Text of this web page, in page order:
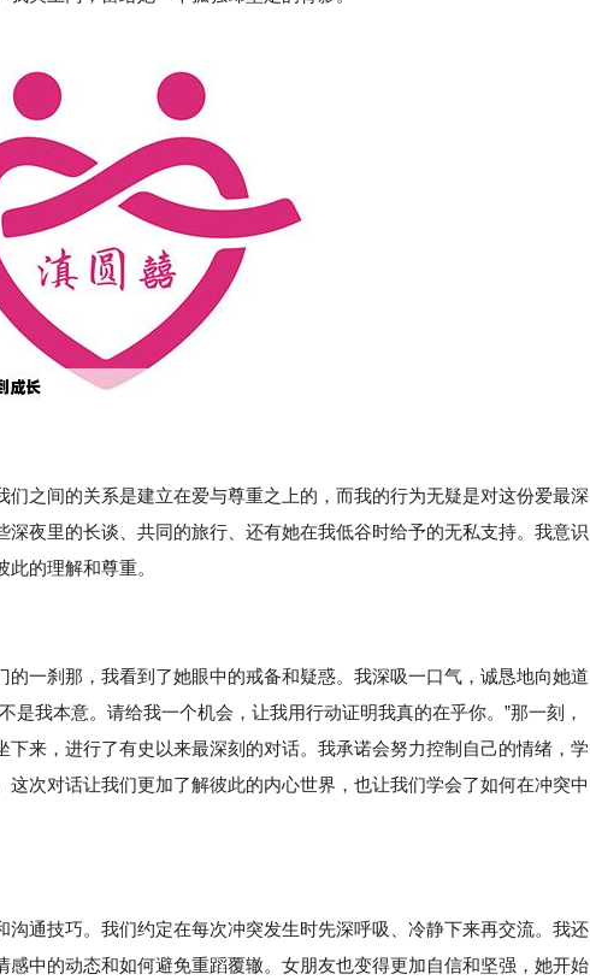
之间的关系是建立在爱与尊重之上的，而我的行为无疑是对这份爱最深
夜里的长谈、共同的旅行、还有她在我低谷时给予的无私支持。我意识
的理解和尊重。
一刹那，我看到了她眼中的戒备和疑惑。我深吸一口气，诚恳地向她道
是我本意。请给我一个机会，让我用行动证明我真的在乎你。”那一刻，
来，进行了有史以来最深刻的对话。我承诺会努力控制自己的情绪，学
次对话让我们更加了解彼此的内心世界，也让我们学会了如何在冲突中
沟通技巧。我们约定在每次冲突发生时先深呼吸、冷静下来再交流。我还
中的动态和如何避免重蹈覆辙。女朋友也变得更加自信和坚强，她开始